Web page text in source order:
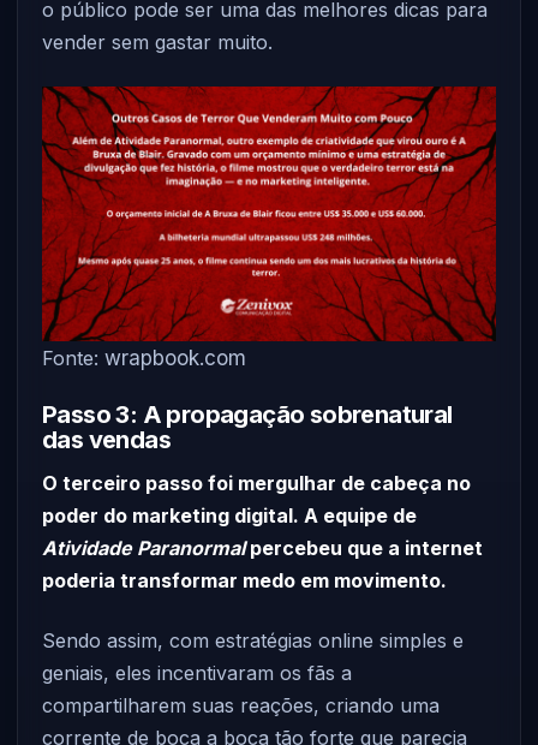
o público pode ser uma das melhores dicas para
vender sem gastar muito.
Fonte: wrapbook.com
Passo 3: A propagação sobrenatural
das vendas
O terceiro passo foi mergulhar de cabeça no
poder do marketing digital. A equipe de
Atividade Paranormalpercebeu que a internet
poderia transformar medo em movimento.
Sendo assim, com estratégias online simples e
geniais, eles incentivaram os fãs a
compartilharem suas reações, criando uma
corrente de boca a boca tão forte que parecia